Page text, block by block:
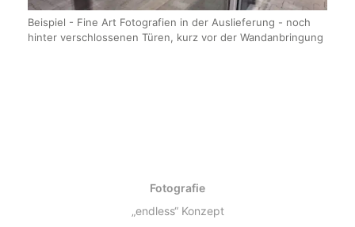
Beispiel - Fine Art Fotografien in der Auslieferung - noch
hinter verschlossenen Türen, kurz vor der Wandanbringung
Fotografie
„endless“ Konzept